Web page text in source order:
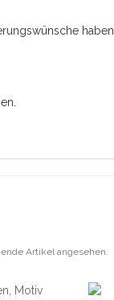
haben.
Artikel angesehen.